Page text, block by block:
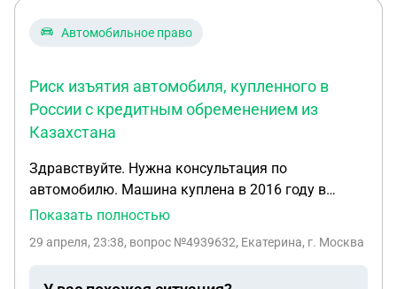
Автомобильное право
Риск изъятия автомобиля, купленного в
России с кредитным обременением из
Казахстана
Здравствуйте. Нужна консультация по
автомобилю. Машина куплена в 2016 году в
России, позже выяснилось, что она связана с
имеет ограничения. Мы являемся
Показать полностью
29 апреля, 23:38, вопрос №4939632, Екатерина, г. Москва